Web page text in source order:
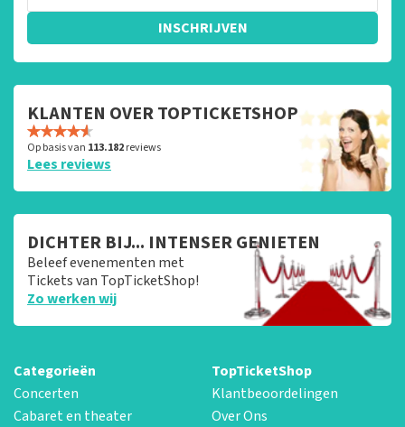
INSCHRIJVEN
KLANTEN OVER TOPTICKETSHOP
Op basis van 113.182reviews
Lees reviews
DICHTER BIJ... INTENSER GENIETEN
Beleef evenementen met
Tickets van TopTicketShop!
Zo werken wij
Categorieën
Concerten
Cabaret en theater
TopTicketShop
Klantbeoordelingen
Over Ons